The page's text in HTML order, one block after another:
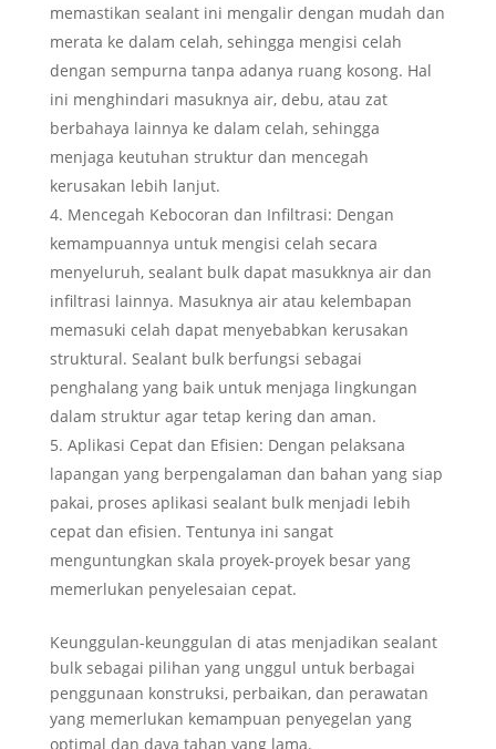
memastikan sealant ini mengalir dengan mudah dan
merata ke dalam celah, sehingga mengisi celah
dengan sempurna tanpa adanya ruang kosong. Hal
ini menghindari masuknya air, debu, atau zat
berbahaya lainnya ke dalam celah, sehingga
menjaga keutuhan struktur dan mencegah
kerusakan lebih lanjut.
Mencegah Kebocoran dan Infiltrasi: Dengan
kemampuannya untuk mengisi celah secara
menyeluruh, sealant bulk dapat masukknya air dan
infiltrasi lainnya. Masuknya air atau kelembapan
memasuki celah dapat menyebabkan kerusakan
struktural. Sealant bulk berfungsi sebagai
penghalang yang baik untuk menjaga lingkungan
dalam struktur agar tetap kering dan aman.
Aplikasi Cepat dan Efisien: Dengan pelaksana
lapangan yang berpengalaman dan bahan yang siap
pakai, proses aplikasi sealant bulk menjadi lebih
cepat dan efisien. Tentunya ini sangat
menguntungkan skala proyek-proyek besar yang
memerlukan penyelesaian cepat.
Keunggulan-keunggulan di atas menjadikan sealant
bulk sebagai pilihan yang unggul untuk berbagai
penggunaan konstruksi, perbaikan, dan perawatan
yang memerlukan kemampuan penyegelan yang
optimal dan daya tahan yang lama.